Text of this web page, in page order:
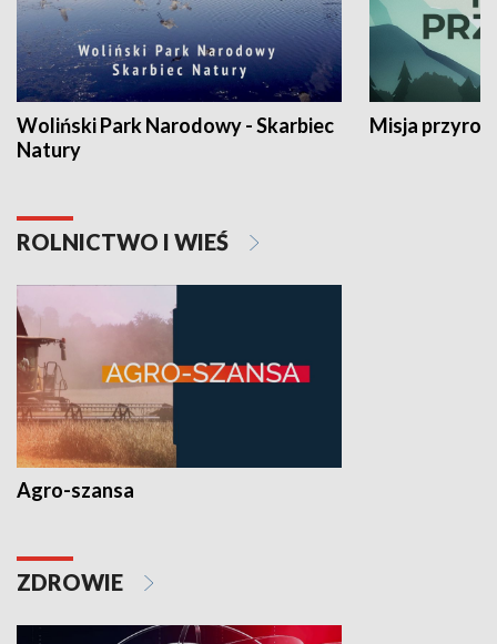
Woliński Park Narodowy - Skarbiec
Natury
Misja
ROLNICTWO I WIEŚ
Agro-szansa
ZDROWIE